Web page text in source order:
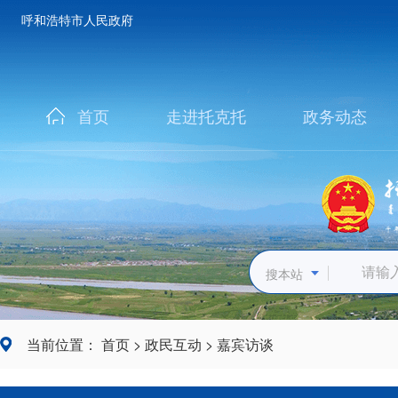
呼和浩特市人民政府
首页 走进托克托 政务动态
搜本站
当前位置： 首页 > 政民互动 > 嘉宾访谈